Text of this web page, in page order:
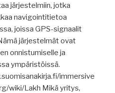
järjestelmiin, jotka
navigointitietoa
joissa GPS-signaalit
järjestelmät ovat
onnistumiselle ja
ympäristöissä.
immersive
wiki/Lakh Mikä yritys,